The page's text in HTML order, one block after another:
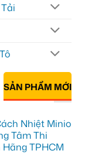
SẢN PHẨM MỚI
Nhiệt Minio
Tâm Thi
TPHCM